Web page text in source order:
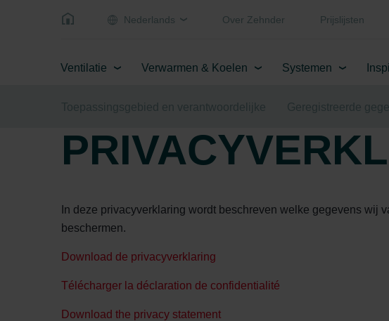
Nederlands Over Zehnder Prijslijsten
Ventilatie Verwarmen & Koelen Systemen
Toepassingsgebied en verantwoordelijke Geregistreerde
In deze privacyverklaring wordt beschreven welke gegevens
beschermen.
Download de privacyverklaring
Télécharger la déclaration de confidentialité
Download the privacy statement